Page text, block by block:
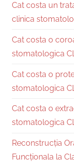
Cat costa un
clinica
Cat costa o
stomatologica
Cat costa o
stomatologica
Cat costa o
stomatologica
Reconstrucția
Funcționala la